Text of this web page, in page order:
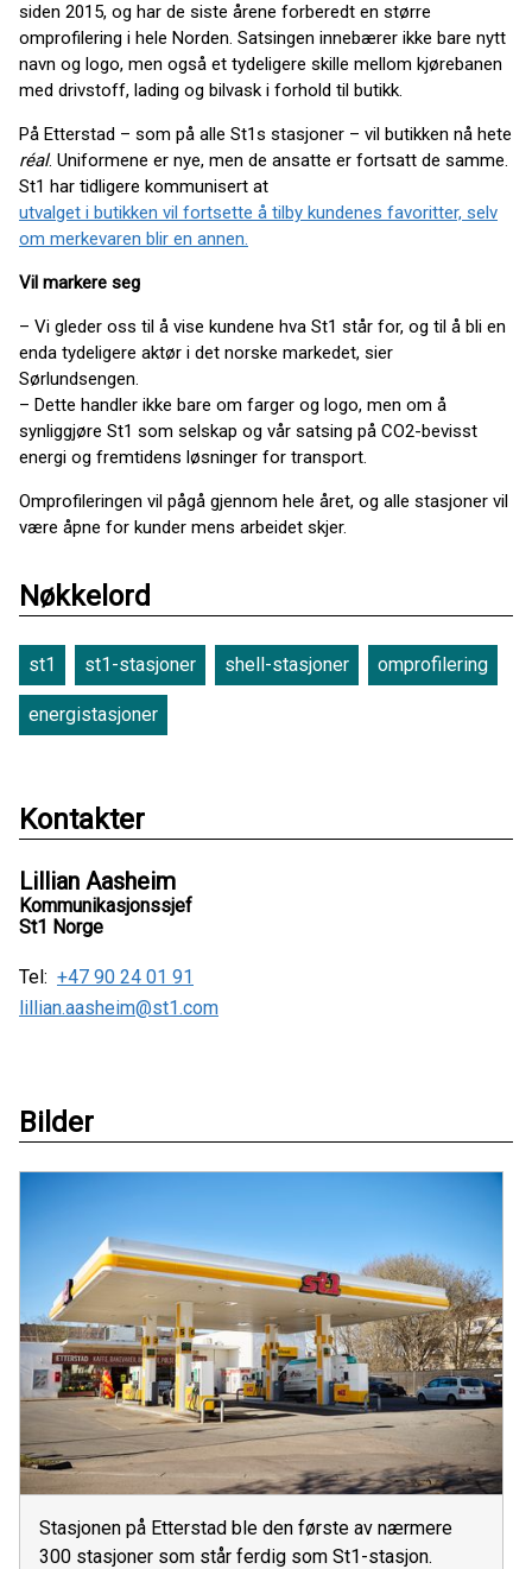
siden 2015, og har de siste årene forberedt en større
omprofilering i hele Norden. Satsingen innebærer ikke bare nytt
navn og logo, men også et tydeligere skille mellom kjørebanen
med drivstoff, lading og bilvask i forhold til butikk.
På Etterstad – som på alle St1s stasjoner – vil butikken nå hete
réal. Uniformene er nye, men de ansatte er fortsatt de samme.
St1 har tidligere kommunisert at
utvalget i butikken vil fortsette å tilby kundenes favoritter, selv
om merkevaren blir en annen.
Vil markere seg
– Vi gleder oss til å vise kundene hva St1 står for, og til å bli en
enda tydeligere aktør i det norske markedet, sier
Sørlundsengen.
– Dette handler ikke bare om farger og logo, men om å
synliggjøre St1 som selskap og vår satsing på CO2-bevisst
energi og fremtidens løsninger for transport.
Omprofileringen vil pågå gjennom hele året, og alle stasjoner vil
være åpne for kunder mens arbeidet skjer.
Nøkkelord
st1 st1-stasjoner shell-stasjoner omprofilering
energistasjoner
Kontakter
Lillian Aasheim
Kommunikasjonssjef
St1 Norge
Tel: +47 90 24 01 91
lillian.aasheim@st1.com
Bilder
Stasjonen på Etterstad ble den første av nærmere
300 stasjoner som står ferdig som St1-stasjon.